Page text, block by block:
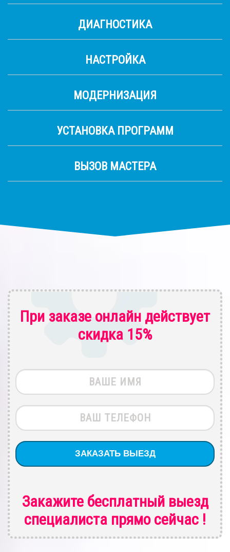
ДИАГНОСТИКА
НАСТРОЙКА
МОДЕРНИЗАЦИЯ
УСТАНОВКА ПРОГРАММ
ВЫЗОВ МАСТЕРА
При заказе онлайн действует
скидка 15%
Закажите бесплатный выезд
специалиста прямо сейчас !